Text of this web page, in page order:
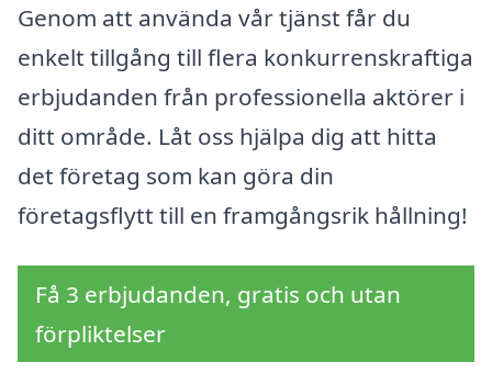
Genom att använda vår tjänst får du
enkelt tillgång till flera konkurrenskraftiga
erbjudanden från professionella aktörer i
ditt område. Låt oss hjälpa dig att hitta
det företag som kan göra din
företagsflytt till en framgångsrik hållning!
Få 3 erbjudanden, gratis och utan
förpliktelser